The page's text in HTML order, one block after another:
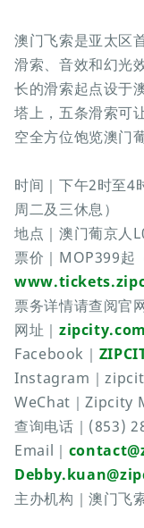
澳门飞索是亚太区
滑索、音效和幻光
长的滑索起点设于
塔上，五条滑索可
空全方位饱览澳门
时间｜下午2时至4
周二及三休息）
地点｜澳门葡京人
票价｜MOP399起
票务详情请查阅官网
网址｜ zipcity.com
Facebook｜
Instagram｜
WeChat｜Zipcity
查询电话｜(853)
Email｜
主办机构｜澳门飞